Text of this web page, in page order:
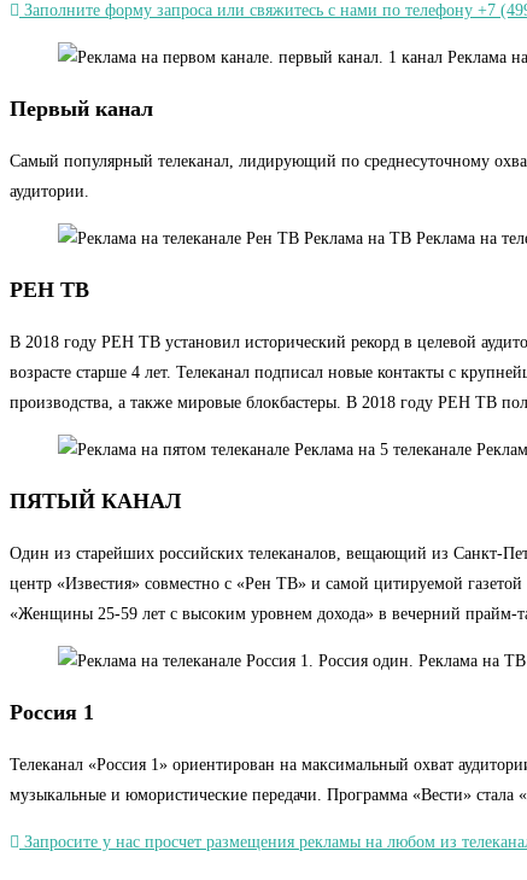
Заполните форму запроса или свяжитесь с нами по телефону +7
Первый канал
Самый популярный телеканал, лидирующий по среднесуточному
аудитории.
РЕН ТВ
В 2018 году РЕН ТВ установил исторический рекорд в целевой
возрасте старше 4 лет. Телеканал подписал новые контакты с
производства, а также мировые блокбастеры. В 2018 году РЕН ТВ
ПЯТЫЙ КАНАЛ
Один из старейших российских телеканалов, вещающий из Санкт-
центр «Известия» совместно с «Рен ТВ» и самой цитируемой
«Женщины 25-59 лет с высоким уровнем дохода» в вечерний прайм-
Россия 1
Телеканал «Россия 1» ориентирован на максимальный охват
музыкальные и юмористические передачи. Программа «Вести» стала
Запросите у нас просчет размещения рекламы на любом из